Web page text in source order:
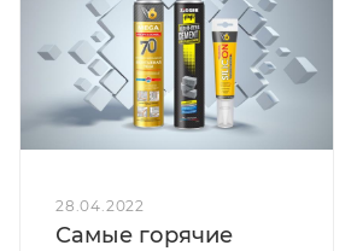
28.04.2022
Самые горячие